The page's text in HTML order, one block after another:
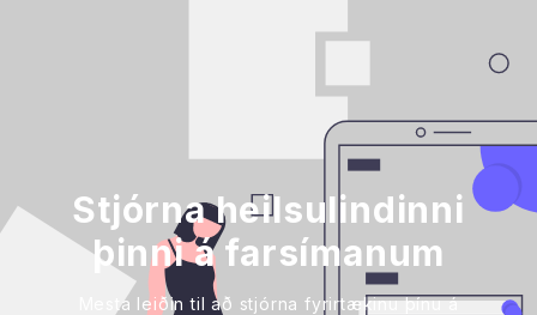
Stjórna heilsulindinni
þinni á farsímanum
Mesta leiðin til að stjórna fyrirtækinu þínu á